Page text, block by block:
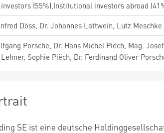
(55%),Institutional investors abroad
Döss, Dr. Johannes Lattwein, Lutz Meschke
Porsche, Dr. Hans Michel Piëch, Mag.
Sophie Piëch, Dr. Ferdinand Oliver
SE ist eine deutsche